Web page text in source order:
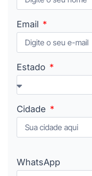
Email
Estado
Cidade
WhatsApp